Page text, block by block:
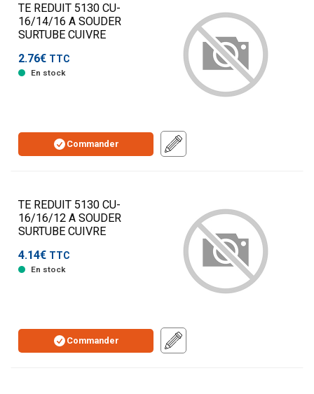
TE REDUIT 5130 CU-
16/14/16 A SOUDER
SURTUBE CUIVRE
2.76€ TTC
En stock
Commander
TE REDUIT 5130 CU-
16/16/12 A SOUDER
SURTUBE CUIVRE
4.14€ TTC
En stock
Commander